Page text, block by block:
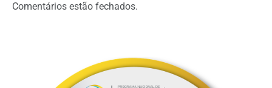
Comentários estão fechados.